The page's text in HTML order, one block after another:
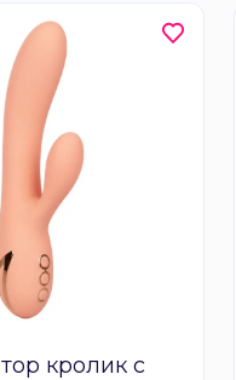
кролик с